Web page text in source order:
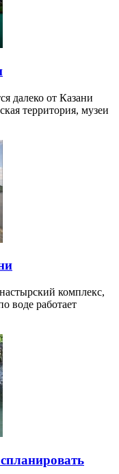
далеко от Казани
территория, музеи
комплекс,
воде работает